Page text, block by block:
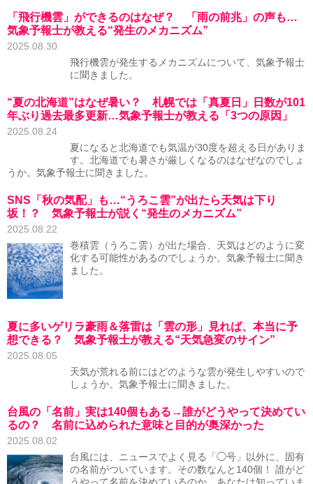
「飛行機雲」ができるのはなぜ？ 「雨の前兆」の声も…
気象予報士が教える“発生のメカニズム”
2025.08.30
飛行機雲が発生するメカニズムについて、気象予報士
に聞きました。
“夏の北海道”はなぜ暑い？ 札幌では「真夏日」日数が101
年ぶり過去最多更新…気象予報士が教える「3つの原因」
2025.08.24
夏になると北海道でも気温が30度を超える日がありま
す。北海道でも暑さが厳しくなるのはなぜなのでしょ
うか。気象予報士に聞きました。
SNS「秋の気配」も…“うろこ雲”が出たら天気は下り
坂！？ 気象予報士が説く“発生のメカニズム”
2025.08.22
巻積雲（うろこ雲）が出た場合、天気はどのように変
化する可能性があるのでしょうか。気象予報士に聞き
ました。
夏に多いゲリラ豪雨＆落雷は「雲の形」見れば、本当に予
想できる？ 気象予報士が教える“天気急変のサイン”
2025.08.05
天気が荒れる前にはどのような雲が発生しやすいので
しょうか。気象予報士に聞きました。
台風の「名前」実は140個もある→誰がどうやって決めてい
るの？ 名前に込められた意味と目的が奥深かった
2025.08.02
台風には、ニュースでよく見る「◯号」以外に、固有
の名前がついています。その数なんと140個！ 誰がど